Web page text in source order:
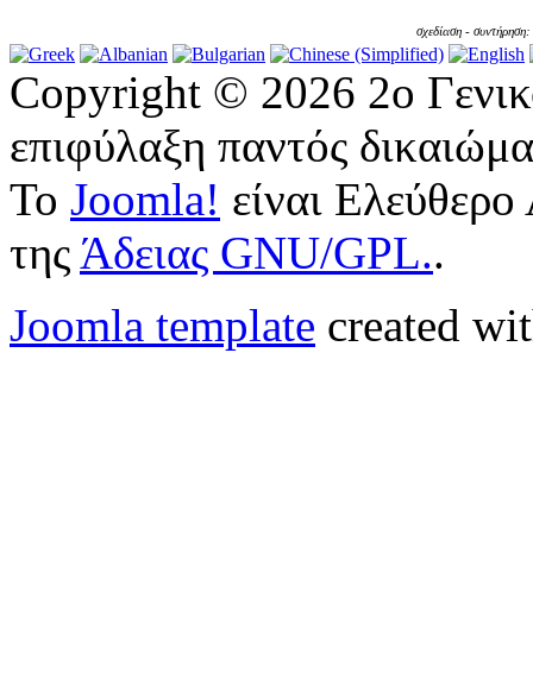
σχεδίαση -
Copyright © 2026 2ο
επιφύλαξη παντός
Το Joomla! είναι Ελεύθερο
της Άδειας GNU/GPL..
Joomla template created